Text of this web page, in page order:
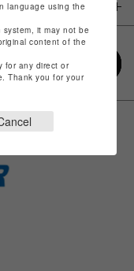
language using the
it may not be
content of the
for any direct or
Thank you for your